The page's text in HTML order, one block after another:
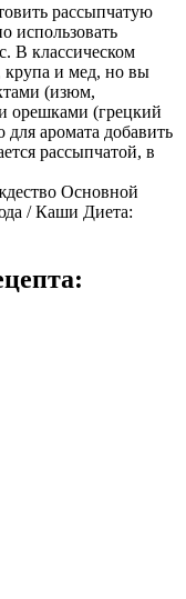
рассыпчатую
использовать
В классическом
крупа и мед, но вы
(изюм,
орешками (грецкий
аромата добавить
рассыпчатой, в
Основной
/ Каши Диета: